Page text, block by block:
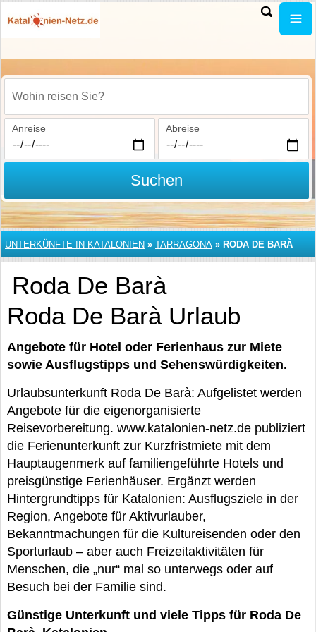
Wohin reisen Sie?
Anreise Abreise
Suchen
UNTERKÜNFTE IN KATALONIEN » TARRAGONA » RODA DE BARÀ
Roda De Barà
Roda De Barà Urlaub
Angebote für Hotel oder Ferienhaus zur Miete
sowie Ausflugstipps und Sehenswürdigkeiten.
Urlaubsunterkunft Roda De Barà: Aufgelistet werden
Angebote für die eigenorganisierte
Reisevorbereitung. www.katalonien-netz.de publiziert
die Ferienunterkunft zur Kurzfristmiete mit dem
Hauptaugenmerk auf familiengeführte Hotels und
preisgünstige Ferienhäuser. Ergänzt werden
Hintergrundtipps für Katalonien: Ausflugsziele in der
Region, Angebote für Aktivurlauber,
Bekanntmachungen für die Kultureisenden oder den
Sporturlaub – aber auch Freizeitaktivitäten für
Menschen, die „nur“ mal so unterwegs oder auf
Besuch bei der Familie sind.
Günstige Unterkunft und viele Tipps für Roda De